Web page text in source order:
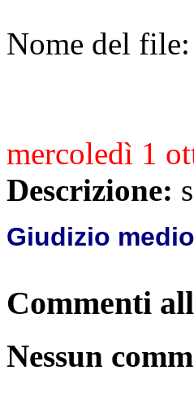
Nome del file:
mercoledì 1
Descrizione:
Giudizio
Commenti
Nessun